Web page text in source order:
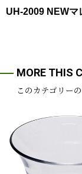
UH-2009 NEWマ
MORE THIS
このカテゴリー